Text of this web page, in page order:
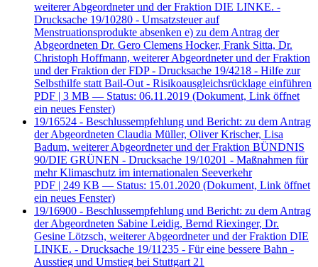
weiterer Abgeordneter und der Fraktion DIE LINKE. -
Drucksache 19/10280 - Umsatzsteuer auf
Menstruationsprodukte absenken e) zu dem Antrag der
Abgeordneten Dr. Gero Clemens Hocker, Frank Sitta, Dr.
Christoph Hoffmann, weiterer Abgeordneter und der Fraktion
und der Fraktion der FDP - Drucksache 19/4218 - Hilfe zur
Selbsthilfe statt Bail-Out - Risikoausgleichsrücklage einführen
PDF | 3 MB — Status: 06.11.2019 (Dokument, Link öffnet
ein neues Fenster)
19/16524 - Beschlussempfehlung und Bericht: zu dem Antrag
der Abgeordneten Claudia Müller, Oliver Krischer, Lisa
Badum, weiterer Abgeordneter und der Fraktion BÜNDNIS
90/DIE GRÜNEN - Drucksache 19/10201 - Maßnahmen für
mehr Klimaschutz im internationalen Seeverkehr
PDF | 249 KB — Status: 15.01.2020 (Dokument, Link öffnet
ein neues Fenster)
19/16900 - Beschlussempfehlung und Bericht: zu dem Antrag
der Abgeordneten Sabine Leidig, Bernd Riexinger, Dr.
Gesine Lötzsch, weiterer Abgeordneter und der Fraktion DIE
LINKE. - Drucksache 19/11235 - Für eine bessere Bahn -
Ausstieg und Umstieg bei Stuttgart 21